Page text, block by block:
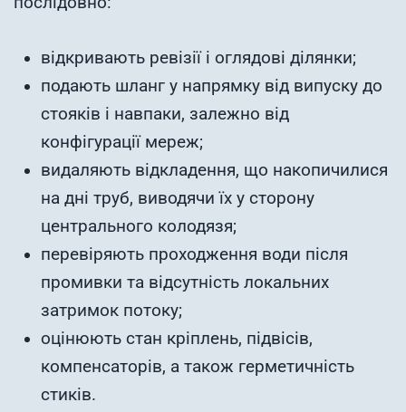
відкривають ревізії і оглядові ділянки;
подають шланг у напрямку від випуску до
стояків і навпаки, залежно від
конфігурації мереж;
видаляють відкладення, що накопичилися
на дні труб, виводячи їх у сторону
центрального колодязя;
перевіряють проходження води після
промивки та відсутність локальних
затримок потоку;
оцінюють стан кріплень, підвісів,
компенсаторів, а також герметичність
стиків.